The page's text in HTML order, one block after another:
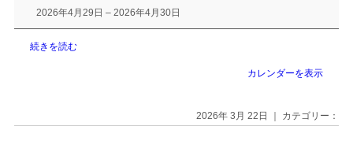
2026年4月29日 – 2026年4月30日
続きを読む
カレンダーを表示
2026年 3月 22日 ｜ カテゴリー：